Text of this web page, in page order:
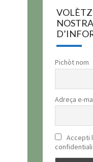
Pichòt nom
Adreça e-
Accepti